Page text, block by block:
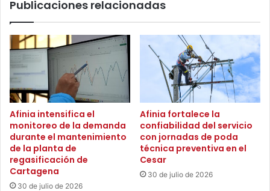
c
s
f
i
n
a
n
c
i
e
o
s
e
i
o
d
f
a
t
u
r
Publicaciones relacionadas
Afinia intensifica el
monitoreo de la demanda
durante el mantenimiento
de la planta de
regasificación de
Cartagena
30 de julio de 2026
Afinia fortalece la
confiabilidad del servicio
con jornadas de poda
técnica preventiva en el
Cesar
30 de julio de 2026